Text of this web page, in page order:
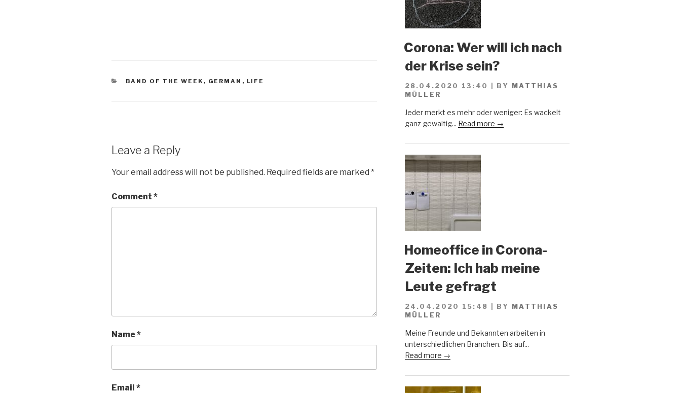
CATEGORIES
BAND OF THE WEEK , GERMAN , LIFE
Leave a Reply
Your email address will not be published. Required fields are marked *
Comment *
Name*
Email *
Corona: Wer will ich nach
der Krise sein?
28.04.2020 13:40 BY
MATTHIAS
MÜLLER
Jeder merkt es mehr oder weniger: Es wackelt
ganz gewaltig... Read more →
Homeoffice in Corona-
Zeiten: Ich hab meine
Leute gefragt
24.04.2020 15:48 BY
MATTHIAS
MÜLLER
Meine Freunde und Bekannten arbeiten in
unterschiedlichen Branchen. Bis auf...
Read more →